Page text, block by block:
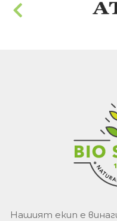
Нашият екип е